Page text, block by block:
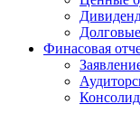
Финасовая